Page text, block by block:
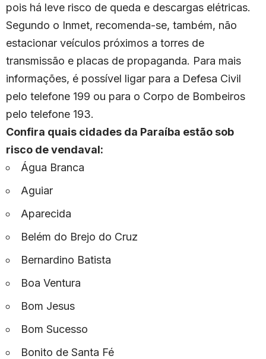
pois há leve risco de queda e descargas elétricas.
Segundo o Inmet, recomenda-se, também, não
estacionar veículos próximos a torres de
transmissão e placas de propaganda. Para mais
informações, é possível ligar para a Defesa Civil
pelo telefone 199 ou para o Corpo de Bombeiros
pelo telefone 193.
Confira quais cidades da Paraíba estão sob
risco de vendaval:
Água Branca
Aguiar
Aparecida
Belém do Brejo do Cruz
Bernardino Batista
Boa Ventura
Bom Jesus
Bom Sucesso
Bonito de Santa Fé